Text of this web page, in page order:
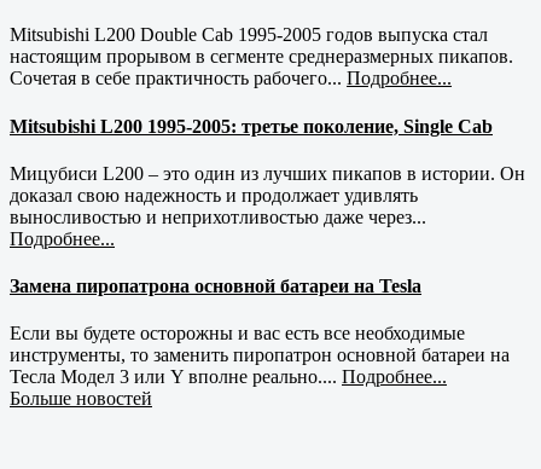
Mitsubishi L200 Double Cab 1995-2005 годов выпуска стал
настоящим прорывом в сегменте среднеразмерных пикапов.
Сочетая в себе практичность рабочего... Подробнее...
Mitsubishi L200 1995-2005: третье поколение, Single Cab
Мицубиси L200 – это один из лучших пикапов в истории. Он
доказал свою надежность и продолжает удивлять
выносливостью и неприхотливостью даже через...
Подробнее...
Замена пиропатрона основной батареи на Tesla
Если вы будете осторожны и вас есть все необходимые
инструменты, то заменить пиропатрон основной батареи на
Тесла Модел 3 или Y вполне реально.... Подробнее...
Больше новостей